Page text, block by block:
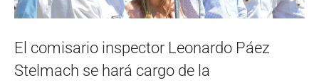
El comisario inspector Leonardo Páez
Stelmach se hará cargo de la